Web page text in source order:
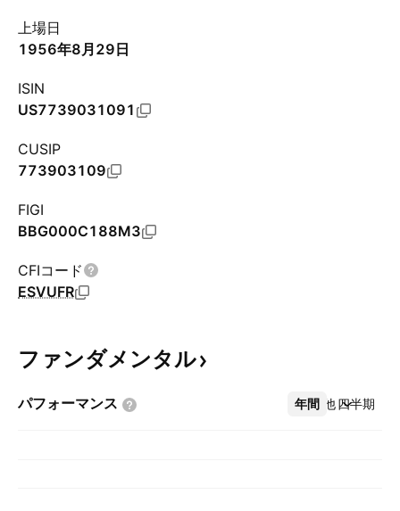
上場日
1956年8月29日
ISIN
US7739031091
CUSIP
773903109
FIGI
BBG000C188M3
CFIコード
ESVUFR
ファンダメンタル
パフォーマンス 年間 四半期
その他